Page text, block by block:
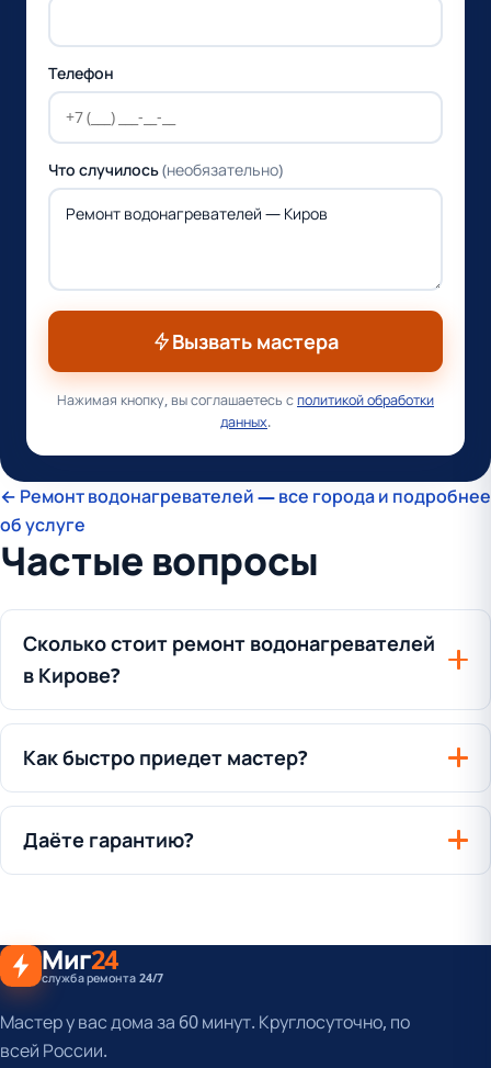
Телефон
Что случилось(необязательно)
Вызвать мастера
Нажимая кнопку, вы соглашаетесь сполитикой обработки
данных.
← Ремонт водонагревателей — все города и подробнее
об услуге
Частые вопросы
Сколько стоит ремонт водонагревателей
в Кирове?
Как быстро приедет мастер?
Даёте гарантию?
Миг24
служба ремонта 24/7
Мастер у вас дома за 60 минут. Круглосуточно, по
всей России.